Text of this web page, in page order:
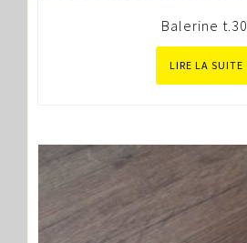
Balerine t.30
LIRE LA SUITE